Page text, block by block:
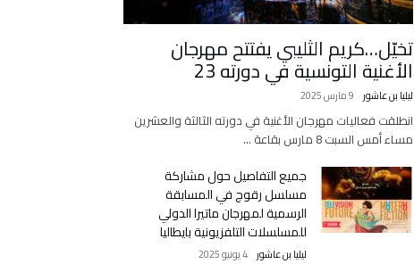
تخيّل…كريم الثليبي يفتتح مهرجان
الأغنية التونسية في دورته 23
ليليا بن عاشور 9 مارس 2025
انطلقت فعاليات مهرجان الأغنية في دورته الثالثة والعشرين
مساء أمس السبت 8 مارس بقاعة …
جميع التفاصيل حول مشاركة
مسلسل رقوج في المسابقة
الرسمية لمهرجان ماتيرا الدولي
للمسلسلات التلفزيونية بايطاليا
ليليا بن عاشور 4 يونيو 2025